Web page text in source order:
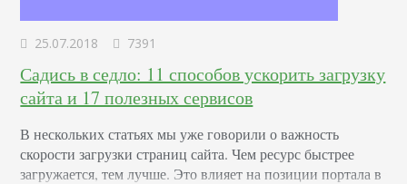
25.07.2018 7391
Садись в седло: 11 способов ускорить загрузку
сайта и 17 полезных сервисов
В нескольких статьях мы уже говорили о важность
скорости загрузки страниц сайта. Чем ресурс быстрее
загружается, тем лучше. Это влияет на позиции портала в